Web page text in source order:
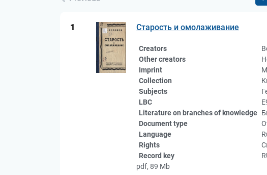
1 Старость и омолаживание
Creators
Other creators
Imprint
Collection
Subjects
LBC
Literature on branches of knowledge
Document type
Language
Rights
Record key
pdf, 89 Mb